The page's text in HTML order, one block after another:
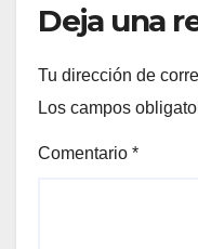
Deja una
Tu dirección de
Los campos
Comentario *